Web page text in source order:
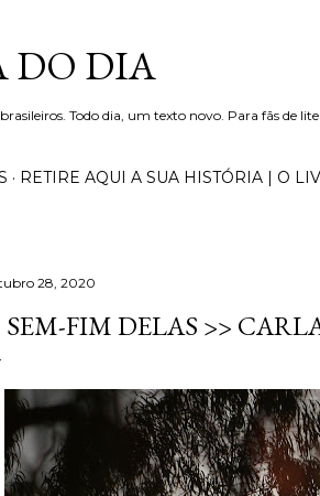
DO DIA
Todo dia, um texto novo. Para fãs de
RETIRE AQUI A SUA HISTÓRIA | O
28, 2020
SEM-FIM DELAS >>